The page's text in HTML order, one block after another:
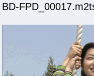
BD-